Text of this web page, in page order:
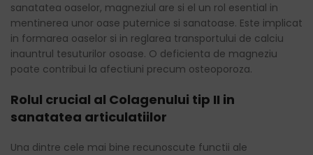
sanatatea oaselor, magneziul are si el un rol esential in
mentinerea unor oase puternice si sanatoase. Este implicat
in formarea oaselor si in reglarea transportului de calciu
inauntrul tesuturilor osoase. O deficienta de magneziu
poate contribui la afectiuni precum osteoporoza.
Rolul crucial al Colagenului tip II in
sanatatea articulatiilor
Una dintre cele mai bine recunoscute functii ale